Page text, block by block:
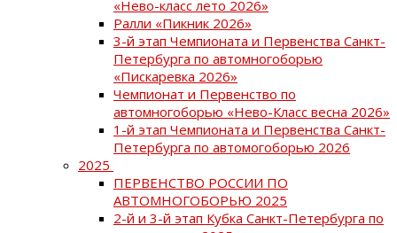
«Нево-класс лето 2026»
Ралли «Пикник 2026»
3-й этап Чемпионата и Первенства Санкт-
Петербурга по автомногоборью
«Пискаревка 2026»
Чемпионат и Первенство по
автомногоборью «Нево-Класс весна 2026»
1-й этап Чемпионата и Первенства Санкт-
Петербурга по автомогоборью 2026
2025
ПЕРВЕНСТВО РОССИИ ПО
АВТОМНОГОБОРЬЮ 2025
2-й и 3-й этап Кубка Санкт-Петербурга по